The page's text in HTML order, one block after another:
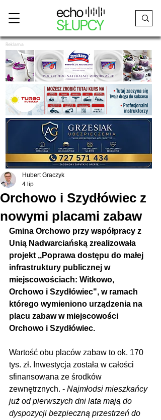
Reklama
Orchowo i Szydłówiec z
nowymi placami zabaw
Hubert Graczyk
4 lip
Gmina Orchowo przy współpracy z
Unią Nadwarciańską zrealizowała
projekt ,,Poprawa dostępu do małej
infrastruktury publicznej w
miejscowościach: Witkowo,
Orchowo i Szydłówiec", w ramach
którego wymieniono urządzenia na
placu zabaw w miejscowości
Orchowo i Szydłówiec.
Wartość obu placów zabaw to ok. 170
tys. zł. Inwestycja została w całości
sfinansowana ze środków
zewnętrznych. - Najmłodsi mieszkańcy
już od pierwszych dni lata mają do
dyspozycji bezpieczną przestrzeń do